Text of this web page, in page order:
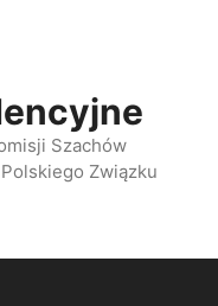
Szachów
Związku